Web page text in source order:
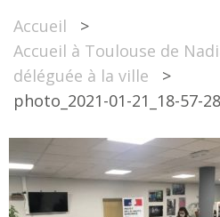
MES ACTIONS 2017 –
Accueil
>
Accueil à Toulouse de
déléguée à la ville
>
photo_2021-01-21_18-57-